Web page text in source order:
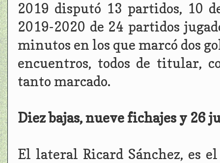
2019 disputó 13 partidos, 10
2019-2020 de 24 partidos
minutos en los que marcó dos
encuentros, todos de titular,
tanto marcado.
Diez bajas, nueve fichajes y 26
El lateral Ricard Sánchez, es